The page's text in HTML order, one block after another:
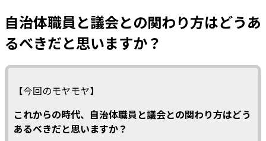
自治体職員と議会との関わり方はどうあ
るべきだと思いますか？
【今回のモヤモヤ】
これからの時代、自治体職員と議会との関わり方はどう
あるべきだと思いますか？